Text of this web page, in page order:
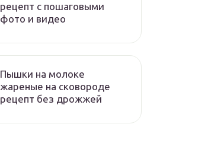
рецепт с пошаговыми
фото и видео
Пышки на молоке
жареные на сковороде
рецепт без дрожжей